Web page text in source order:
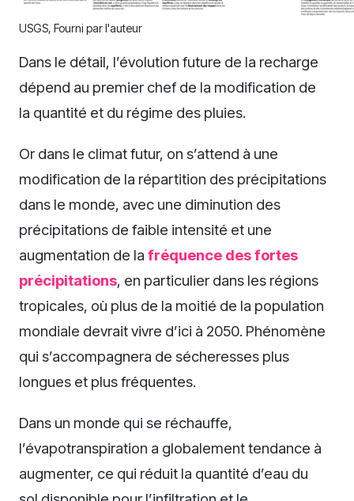
USGS, Fourni par l'auteur
Dans le détail, l’évolution future de la recharge
dépend au premier chef de la modification de
la quantité et du régime des pluies.
Or dans le climat futur, on s’attend à une
modification de la répartition des précipitations
dans le monde, avec une diminution des
précipitations de faible intensité et une
augmentation de la fréquence des fortes
précipitations, en particulier dans les régions
tropicales, où plus de la moitié de la population
mondiale devrait vivre d’ici à 2050. Phénomène
qui s’accompagnera de sécheresses plus
longues et plus fréquentes.
Dans un monde qui se réchauffe,
l’évapotranspiration a globalement tendance à
augmenter, ce qui réduit la quantité d’eau du